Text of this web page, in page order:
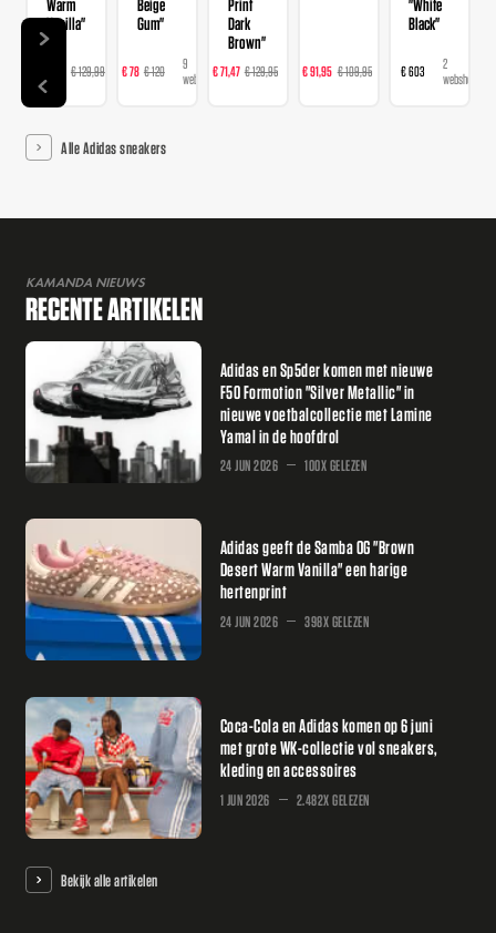
Warm
Vanilla"
€ 129,99
14
webshops
Beige
Gum"
€ 78 € 120
9
webshops
Print
Dark
Brown"
€ 71,47 € 129,95
16
webshops
€ 91,95 € 109,95
webshops
"White
Black"
€ 603
2
webshops
Alle Adidas sneakers
KAMANDA NIEUWS
RECENTE ARTIKELEN
Adidas en Sp5der komen met nieuwe
F50 Formotion "Silver Metallic" in
nieuwe voetbalcollectie met Lamine
Yamal in de hoofdrol
24 JUN 2026 100X GELEZEN
Adidas geeft de Samba OG "Brown
Desert Warm Vanilla" een harige
hertenprint
24 JUN 2026 398X GELEZEN
Coca-Cola en Adidas komen op 6 juni
met grote WK-collectie vol sneakers,
kleding en accessoires
1 JUN 2026 2.482X GELEZEN
Bekijk alle artikelen